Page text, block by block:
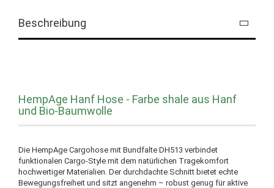
Beschreibung
HempAge Hanf Hose - Farbe shale aus Hanf
und Bio-Baumwolle
Die HempAge Cargohose mit Bundfalte DH513 verbindet
funktionalen Cargo-Style mit dem natürlichen Tragekomfort
hochwertiger Materialien. Der durchdachte Schnitt bietet echte
Bewegungsfreiheit und sitzt angenehm – robust genug für aktive